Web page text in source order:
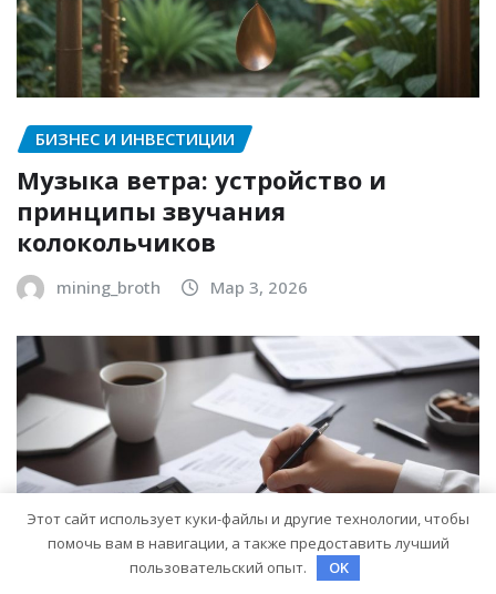
БИЗНЕС И ИНВЕСТИЦИИ
Музыка ветра: устройство и
принципы звучания
колокольчиков
mining_broth Мар 3, 2026
Этот сайт использует куки-файлы и другие технологии, чтобы
помочь вам в навигации, а также предоставить лучший
пользовательский опыт.
OK